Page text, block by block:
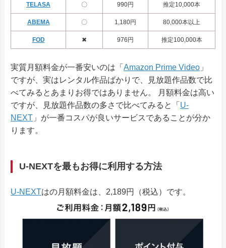
TELASA 〇 990円 推定10,000本
ABEMA 〇 1,180円 80,000本以上
FOD ✖ 976円 推定100,000本
実質月額料金が一番安いのは「 Amazon Prime Video 」
ですが、実はレンタル作品ばかりで、見放題作品数で比
べてみるとあまりお得ではありません。 月額料金は高い
ですが、見放題作品数の多さで比べてみると「 U-
NEXT 」が一番コスパが良いサービスであることが分か
ります。
U-NEXTを最もお得に利用する方法
U-NEXTはの月額料金は、2,189円（税込）です。